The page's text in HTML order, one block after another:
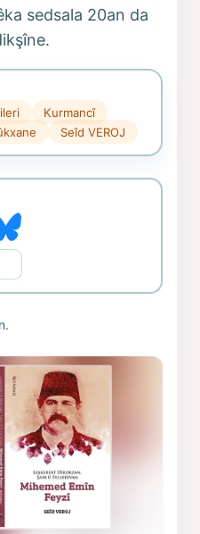
sedsala 20an da
Kurmancî
Seîd VEROJ